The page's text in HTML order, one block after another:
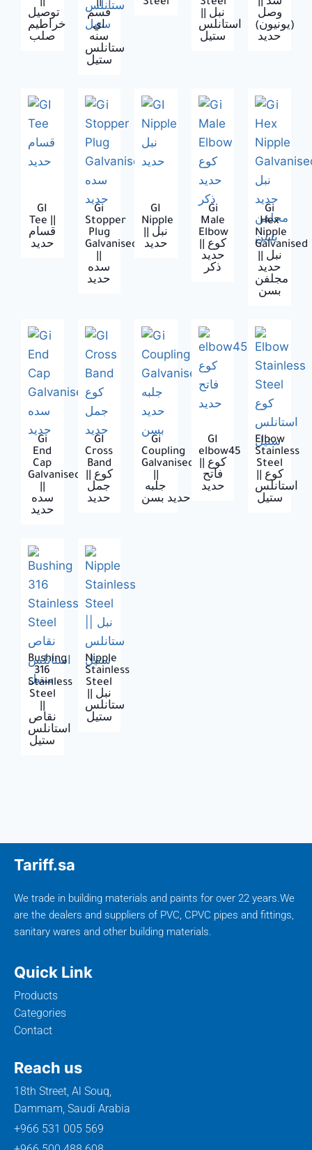
توصيل
خراطيم
صلب
||
قسم
اي
سنه
ستانلس
ستيل
Steel
Steel
استانلس
ستيل
وصل
(يونيون)
حديد
GI
Tee ||
قسام
حديد
Gi
Stopper
Plug
Galvanised
سده
GI
Nipple
حديد
Gi
Male
Elbow
حديد
ذكر
Gi
Hex
Nipple
Galvanised
حديد
مجلفن
بسن
Gi
End
Cap
Galvanised
سده
GI
Cross
Band
جمل
حديد
Gi
Coupling
Galvanised
جلبه
حديد بسن
GI
elbow45
فاتح
حديد
Elbow
Stainless
Steel
استانلس
ستيل
Bushing
316
Stainless
Steel
نقاص
استانلس
ستيل
Nipple
Stainless
Steel
ستانلس
ستيل
Tariff.sa
We trade in building materials and paints for over 22 years.We
are the dealers and suppliers of PVC, CPVC pipes and fittings,
sanitary wares and other building materials.
Quick Link
Products
Categories
Contact
Reach us
18th Street, Al Souq,
Dammam, Saudi Arabia
+966 531 005 569